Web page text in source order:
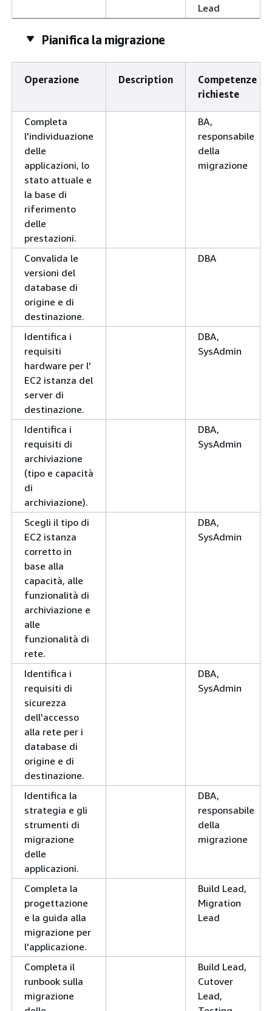
Lead
Pianifica la migrazione
Operazione Description
Competenze
richieste
Completa
l'individuazione
delle
applicazioni, lo
stato attuale e
la base di
riferimento
delle
prestazioni.
BA,
responsabile
della
migrazione
Convalida le
versioni del
database di
origine e di
destinazione.
DBA
Identifica i
requisiti
hardware per l'
EC2 istanza del
server di
destinazione.
DBA,
SysAdmin
Identifica i
requisiti di
archiviazione
(tipo e capacità
di
archiviazione).
DBA,
SysAdmin
Scegli il tipo di
EC2 istanza
corretto in
base alla
capacità, alle
funzionalità di
archiviazione e
alle
funzionalità di
rete.
DBA,
SysAdmin
Identifica i
requisiti di
sicurezza
dell'accesso
alla rete per i
database di
origine e di
destinazione.
DBA,
SysAdmin
Identifica la
strategia e gli
strumenti di
migrazione
delle
applicazioni.
DBA,
responsabile
della
migrazione
Completa la
progettazione
e la guida alla
migrazione per
l'applicazione.
Build Lead,
Migration
Lead
Completa il
runbook sulla
migrazione
Build Lead,
Cutover
Lead,